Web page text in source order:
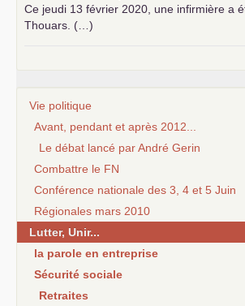
Ce jeudi 13 février 2020, une infirmière a
Thouars. (…)
Vie politique
Avant, pendant et après 2012...
Le débat lancé par André Gerin
Combattre le FN
Conférence nationale des 3, 4 et 5 Juin
Régionales mars 2010
Lutter, Unir...
la parole en entreprise
Sécurité sociale
Retraites